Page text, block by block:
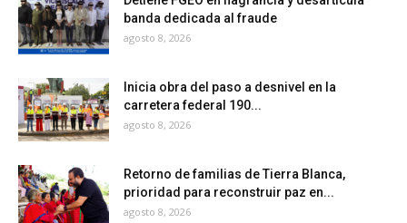
banda dedicada al fraude
agosto 8, 2026
Inicia obra del paso a desnivel en la
carretera federal 190...
agosto 8, 2026
Retorno de familias de Tierra Blanca,
prioridad para reconstruir paz en...
agosto 8, 2026